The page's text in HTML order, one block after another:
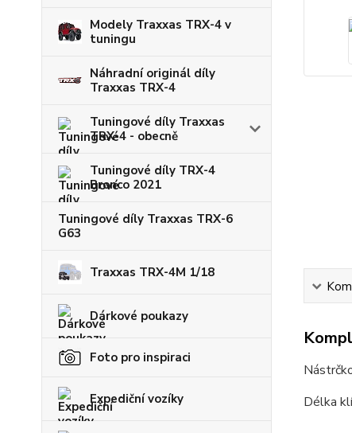
Modely Traxxas TRX-4 v
tuningu
Náhradní originál díly
Traxxas TRX-4
Tuningové díly Traxxas
TRX-4 - obecně
Tuningové díly TRX-4
Bronco 2021
Tuningové díly Traxxas TRX-6
G63
Traxxas TRX-4M 1/18
Dárkové poukazy
Foto pro inspiraci
Expediční vozíky
Délka